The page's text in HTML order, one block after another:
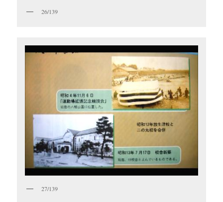
26/139
27/139